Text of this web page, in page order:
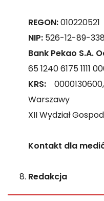
REGON:010220521
NIP:526-12-89-338
Bank Pekao S.A.
65 1240 6175 1111
KRS:
Warszawy
XII Wydział
Kontakt dla
Redakcja